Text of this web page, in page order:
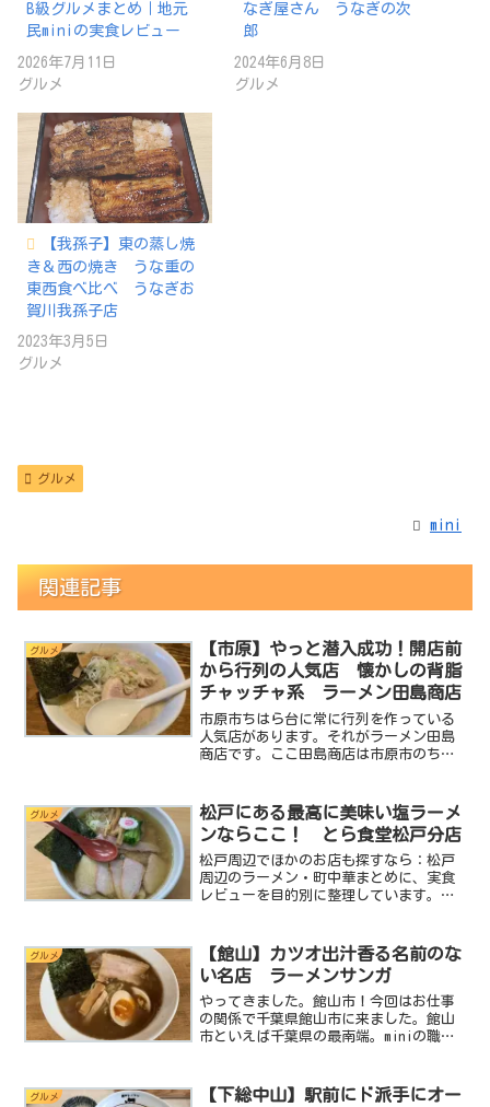
B級グルメまとめ｜地元
民miniの実食レビュー
2026年7月11日
グルメ
なぎ屋さん うなぎの次
郎
2024年6月8日
グルメ
【我孫子】東の蒸し焼
き＆西の焼き うな重の
東西食べ比べ うなぎお
賀川我孫子店
2023年3月5日
グルメ
グルメ
mini
関連記事
グルメ
【市原】やっと潜入成功！開店前
から行列の人気店 懐かしの背脂
チャッチャ系 ラーメン田島商店
市原市ちはら台に常に行列を作っている
人気店があります。それがラーメン田島
商店です。ここ田島商店は市原市のちは
いるんです。miniも何度か潜入にチャレ
ンジしたんですがいず...
グルメ
松戸にある最高に美味い塩ラーメ
ンならここ！ とら食堂松戸分店
松戸周辺でほかのお店も探すなら：松戸
周辺のラーメン・町中華まとめに、実食
レビューを目的別に整理しています。透
ルプルとはじける弾力豊かな麺醤油ラー
メンの王道喜多方ラーメン...
グルメ
【館山】カツオ出汁香る名前のな
い名店 ラーメンサンガ
やってきました。館山市！今回はお仕事
の関係で千葉県館山市に来ました。館山
市といえば千葉県の最南端。miniの職場
も。旅行先でも美味しいラーメンを探し
グルメ
【下総中山】駅前にド派手にオー